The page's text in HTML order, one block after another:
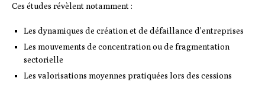
Ces études révèlent notamment :
Les dynamiques de création et de défaillance d’entreprises
Les mouvements de concentration ou de fragmentation
sectorielle
Les valorisations moyennes pratiquées lors des cessions